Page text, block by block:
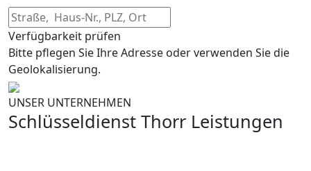
Verfügbarkeit prüfen
Bitte pflegen Sie Ihre Adresse oder verwenden Sie die
Geolokalisierung.
UNSER UNTERNEHMEN
Schlüsseldienst Thorr Leistungen